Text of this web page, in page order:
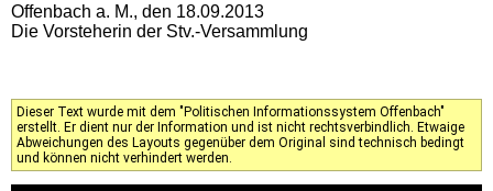
Offenbach a. M., den 18.09.2013
Die Vorsteherin der Stv.-Versammlung
Dieser Text wurde mit dem "Politischen Informationssystem Offenbach"
erstellt. Er dient nur der Information und ist nicht rechtsverbindlich. Etwaige
Abweichungen des Layouts gegenüber dem Original sind technisch bedingt
und können nicht verhindert werden.